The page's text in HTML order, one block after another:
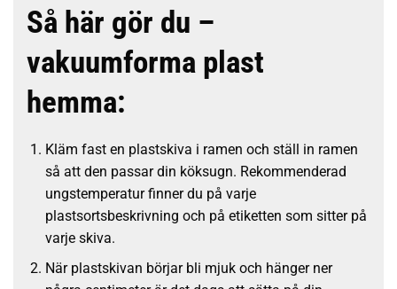
Så här gör du –
vakuumforma plast
hemma:
Kläm fast en plastskiva i ramen och ställ in ramen
så att den passar din köksugn. Rekommenderad
ungstemperatur finner du på varje
plastsortsbeskrivning och på etiketten som sitter på
varje skiva.
När plastskivan börjar bli mjuk och hänger ner